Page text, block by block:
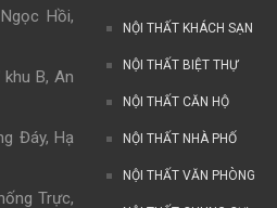
Hồi,
B, An
Đáy, Hạ
Trực,
NỘI THẤT KHÁCH SẠN
NỘI THẤT BIỆT THỰ
NỘI THẤT CĂN HỘ
NỘI THẤT NHÀ PHỐ
NỘI THẤT VĂN PHÒNG